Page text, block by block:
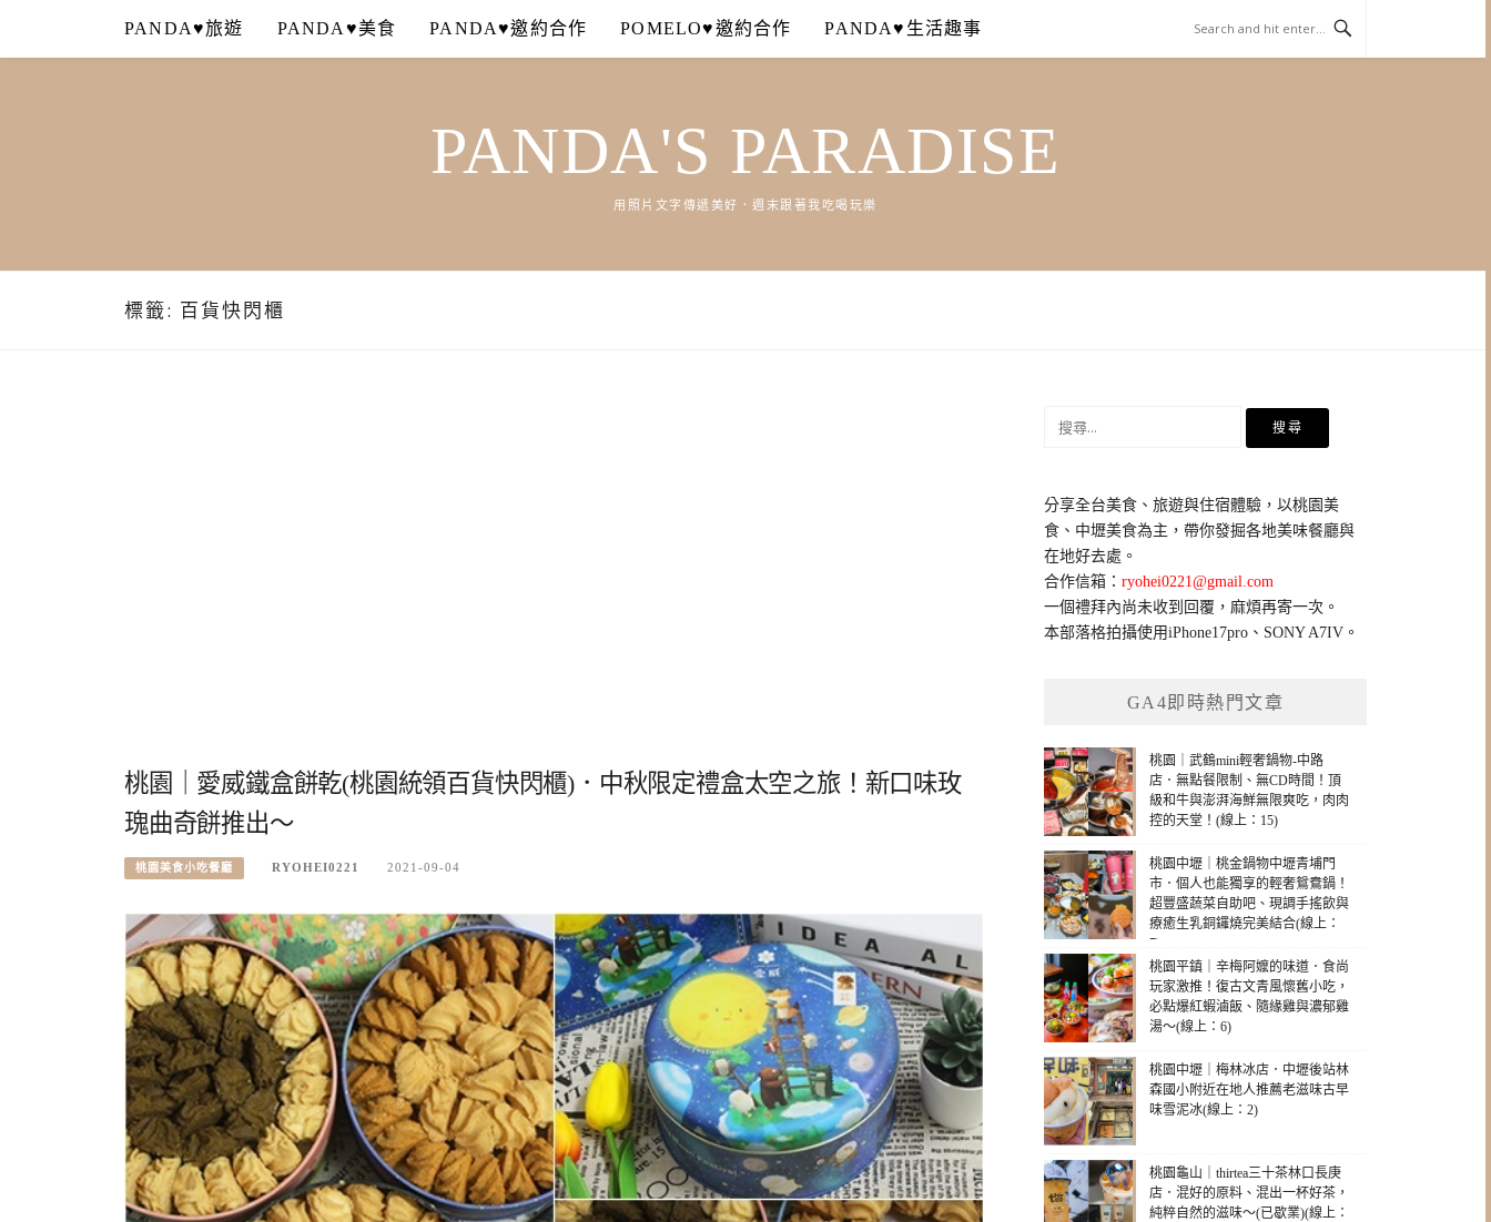
content
PANDA♥旅遊 PANDA♥美食 PANDA♥邀約合作 POMELO♥邀約合作 PANDA♥生活趣事
PANDA'S PARADISE
用照片文字傳遞美好．週末跟著我吃喝玩樂
標籤: 百貨快閃櫃
桃園｜愛威鐵盒餅乾(桃園統領百貨快閃櫃)．中秋限定禮盒太空之旅！新口味玫
瑰曲奇餅推出～
桃園美食小吃餐廳 RYOHEI0221 2021-09-04
鍵
字:
分享全台美食、旅遊與住宿體驗，以桃園美
食、中壢美食為主，帶你發掘各地美味餐廳與
在地好去處。
合作信箱：ryohei0221@gmail.com
一個禮拜內尚未收到回覆，麻煩再寄一次。
本部落格拍攝使用iPhone17pro、SONY A7IV。
GA4即時熱門文章
桃園｜武鶴mini輕奢鍋物-中路
店．無點餐限制、無CD時間！頂
級和牛與澎湃海鮮無限爽吃，肉肉
控的天堂！(線上：15)
桃園中壢｜桃金鍋物中壢青埔門
市．個人也能獨享的輕奢鴛鴦鍋！
超豐盛蔬菜自助吧、現調手搖飲與
療癒生乳銅鑼燒完美結合(線上：
7)
桃園平鎮｜辛梅阿嬤的味道．食尚
玩家激推！復古文青風懷舊小吃，
必點爆紅蝦滷飯、隨緣雞與濃郁雞
湯～(線上：6)
桃園中壢｜梅林冰店．中壢後站林
森國小附近在地人推薦老滋味古早
味雪泥冰(線上：2)
桃園龜山｜thirtea三十茶林口長庚
店．混好的原料、混出一杯好茶，
純粹自然的滋味～(已歇業)(線上：